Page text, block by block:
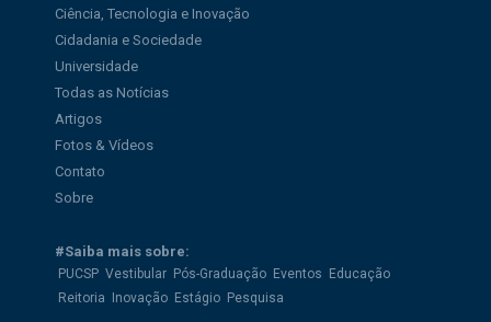
Ciência, Tecnologia e Inovação
Cidadania e Sociedade
Universidade
Todas as Notícias
Artigos
Fotos & Vídeos
Contato
Sobre
#Saiba mais sobre:
PUCSP Vestibular Pós-Graduação Eventos
Educação
Reitoria
Inovação Estágio Pesquisa